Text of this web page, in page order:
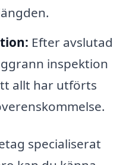
Efter avslutad
inspektion
allt har utförts
specialiserat